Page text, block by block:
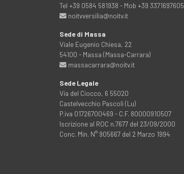
Tel +39 0584 581938 - Mob +39 3371697605
noitvversilia@noitv.it
Sede di Massa
Viale Eugenio Chiesa, 22
54100 - Massa (Massa-Carrara)
massacarrara@noitv.it
Sede Legale
Via del Ciocco, 6 55020
Castelvecchio Pascoli (Lu)
P.iva 01726700469 - C.F. 80000910507
Iscrizione al ROC n.7677 del 23/09/2000
Conc. Min. N° 905667 del 2 Marzo 1994